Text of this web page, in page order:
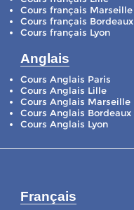
Cours français Marseille
Cours français Bordeaux
Cours français Lyon
Anglais
Cours Anglais Paris
Cours Anglais Lille
Cours Anglais Marseille
Cours Anglais Bordeaux
Cours Anglais Lyon
Français